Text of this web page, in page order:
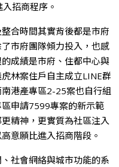
招商程序。
合時間其實背後都是市府
市府團隊傾力投入，也感
成績是市府、住都中心與
林案住戶自主成立LINE群
港產專區2-25案也自行組
申請7599專案的新示範
精神，更實質為社區注入
意願比進入招商階段。
社會網絡與城市功能的系